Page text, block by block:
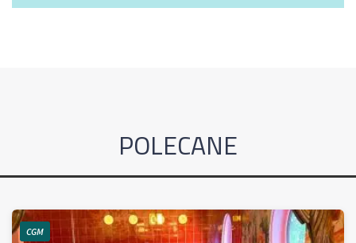
POLECANE
CGM